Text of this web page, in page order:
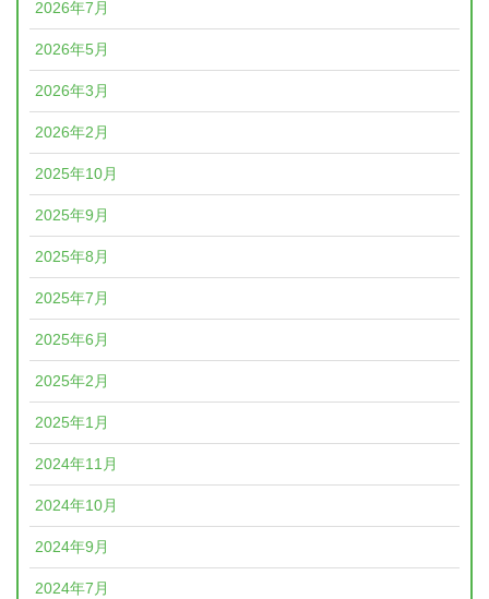
2026年7月
2026年5月
2026年3月
2026年2月
2025年10月
2025年9月
2025年8月
2025年7月
2025年6月
2025年2月
2025年1月
2024年11月
2024年10月
2024年9月
2024年7月